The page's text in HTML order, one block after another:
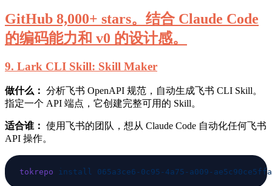
GitHub 8,000+ stars。结合 Claude Code
的编码能力和 v0 的设计感。
9. Lark CLI Skill: Skill Maker
做什么： 分析飞书 OpenAPI 规范，自动生成飞书 CLI Skill。
指定一个 API 端点，它创建完整可用的 Skill。
适合谁： 使用飞书的团队，想从 Claude Code 自动化任何飞书
API 操作。
tokrepo install